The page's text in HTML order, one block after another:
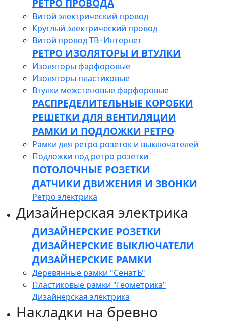
РЕТРО ПРОВОДА
Витой электрический провод
Круглый электрический провод
Витой провод ТВ+Интернет
РЕТРО ИЗОЛЯТОРЫ И ВТУЛКИ
Изоляторы фарфоровые
Изоляторы пластиковые
Втулки межстеновые фарфоровые
РАСПРЕДЕЛИТЕЛЬНЫЕ КОРОБКИ
РЕШЕТКИ ДЛЯ ВЕНТИЛЯЦИИ
РАМКИ И ПОДЛОЖКИ РЕТРО
Рамки для ретро розеток и выключателей
Подложки под ретро розетки
ПОТОЛОЧНЫЕ РОЗЕТКИ
ДАТЧИКИ ДВИЖЕНИЯ И ЗВОНКИ
Ретро электрика
Дизайнерская электрика
ДИЗАЙНЕРСКИЕ РОЗЕТКИ
ДИЗАЙНЕРСКИЕ ВЫКЛЮЧАТЕЛИ
ДИЗАЙНЕРСКИЕ РАМКИ
Деревянные рамки "СенатЪ"
Пластиковые рамки "Геометрика"
Дизайнерская электрика
Накладки на бревно